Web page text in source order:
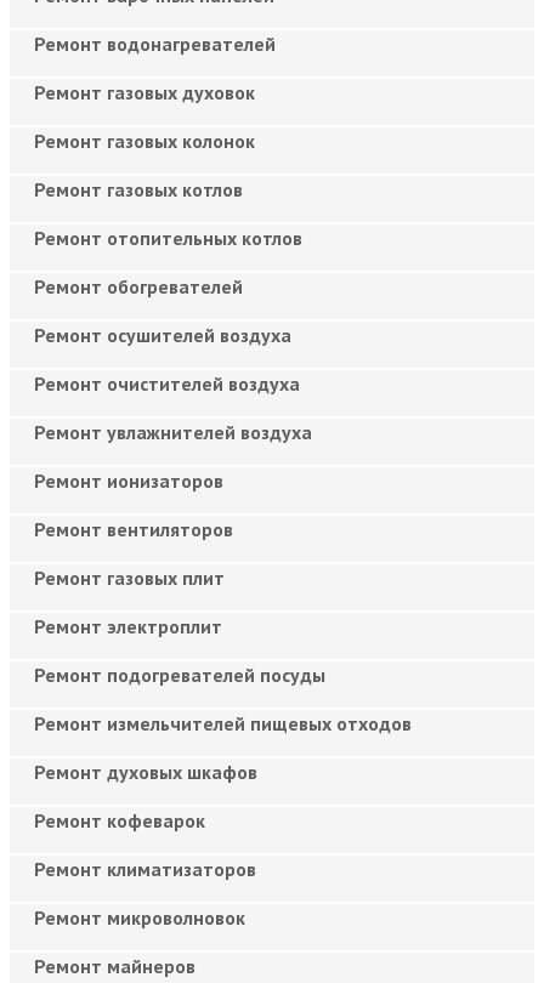
Ремонт водонагревателей
Ремонт газовых духовок
Ремонт газовых колонок
Ремонт газовых котлов
Ремонт отопительных котлов
Ремонт обогревателей
Ремонт осушителей воздуха
Ремонт очистителей воздуха
Ремонт увлажнителей воздуха
Ремонт ионизаторов
Ремонт вентиляторов
Ремонт газовых плит
Ремонт электроплит
Ремонт подогревателей посуды
Ремонт измельчителей пищевых отходов
Ремонт духовых шкафов
Ремонт кофеварок
Ремонт климатизаторов
Ремонт микроволновок
Ремонт майнеров